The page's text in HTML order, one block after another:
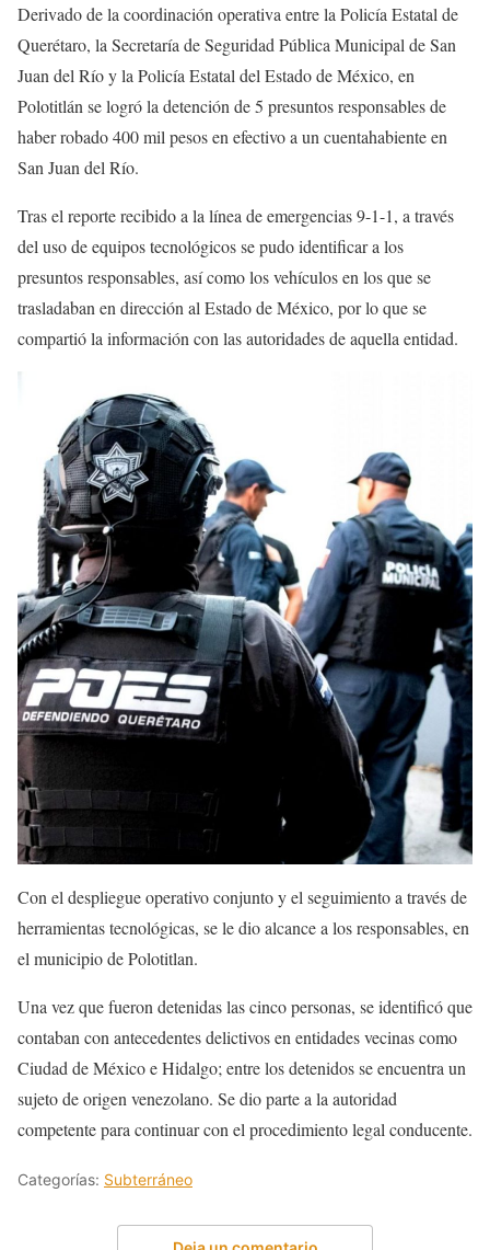
Derivado de la coordinación operativa entre la Policía Estatal de
Querétaro, la Secretaría de Seguridad Pública Municipal de San
Juan del Río y la Policía Estatal del Estado de México, en
Polotitlán se logró la detención de 5 presuntos responsables de
haber robado 400 mil pesos en efectivo a un cuentahabiente en
San Juan del Río.
Tras el reporte recibido a la línea de emergencias 9-1-1, a través
del uso de equipos tecnológicos se pudo identificar a los
presuntos responsables, así como los vehículos en los que se
trasladaban en dirección al Estado de México, por lo que se
compartió la información con las autoridades de aquella entidad.
Con el despliegue operativo conjunto y el seguimiento a través de
herramientas tecnológicas, se le dio alcance a los responsables, en
el municipio de Polotitlan.
Una vez que fueron detenidas las cinco personas, se identificó que
contaban con antecedentes delictivos en entidades vecinas como
Ciudad de México e Hidalgo; entre los detenidos se encuentra un
sujeto de origen venezolano. Se dio parte a la autoridad
competente para continuar con el procedimiento legal conducente.
Categorías: Subterráneo